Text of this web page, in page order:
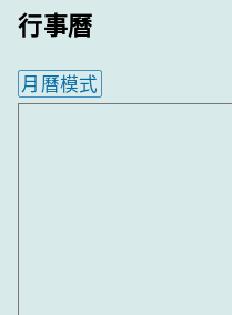
行事曆
月曆模式